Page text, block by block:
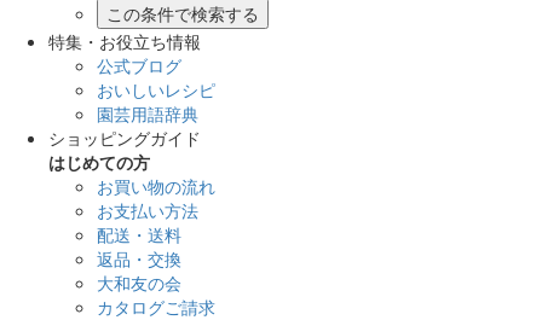
この条件で検索する
特集・お役立ち情報
公式ブログ
おいしいレシピ
園芸用語辞典
ショッピングガイド
はじめての方
お買い物の流れ
お支払い方法
配送・送料
返品・交換
大和友の会
カタログご請求